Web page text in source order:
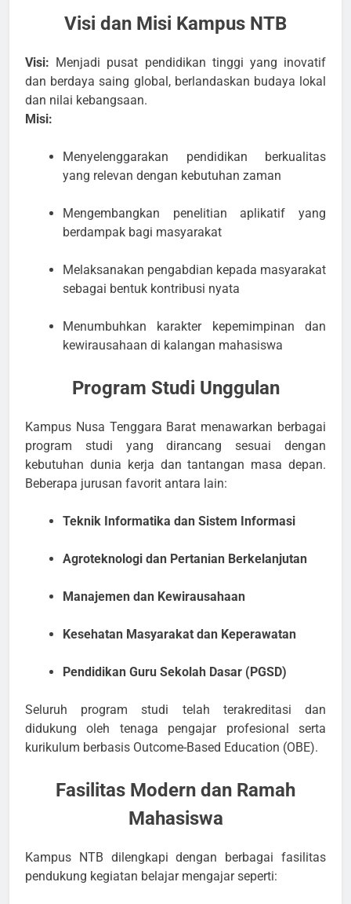
Visi dan Misi Kampus NTB
Visi: Menjadi pusat pendidikan tinggi yang inovatif
dan berdaya saing global, berlandaskan budaya lokal
dan nilai kebangsaan.
Misi:
Menyelenggarakan pendidikan berkualitas
yang relevan dengan kebutuhan zaman
Mengembangkan penelitian aplikatif yang
berdampak bagi masyarakat
Melaksanakan pengabdian kepada masyarakat
sebagai bentuk kontribusi nyata
Menumbuhkan karakter kepemimpinan dan
kewirausahaan di kalangan mahasiswa
Program Studi Unggulan
Kampus Nusa Tenggara Barat menawarkan berbagai
program studi yang dirancang sesuai dengan
kebutuhan dunia kerja dan tantangan masa depan.
Beberapa jurusan favorit antara lain:
Teknik Informatika dan Sistem Informasi
Agroteknologi dan Pertanian Berkelanjutan
Manajemen dan Kewirausahaan
Kesehatan Masyarakat dan Keperawatan
Pendidikan Guru Sekolah Dasar (PGSD)
Seluruh program studi telah terakreditasi dan
didukung oleh tenaga pengajar profesional serta
kurikulum berbasis Outcome-Based Education (OBE).
Fasilitas Modern dan Ramah
Mahasiswa
Kampus NTB dilengkapi dengan berbagai fasilitas
pendukung kegiatan belajar mengajar seperti: